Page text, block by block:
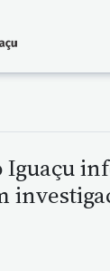
Iguaçu